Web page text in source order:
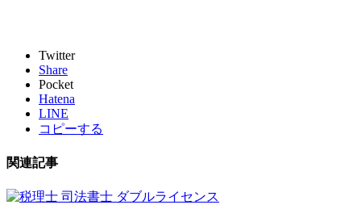
Twitter
Share
Pocket
Hatena
LINE
コピーする
関連記事